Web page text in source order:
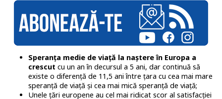
Speranța medie de viață la naștere în Europa a
crescut cu un an în decursul a 5 ani, dar continuă să
existe o diferență de 11,5 ani între țara cu cea mai mare
speranță de viață și cea mai mică speranță de viață;
Unele țări europene au cel mai ridicat scor al satisfacției